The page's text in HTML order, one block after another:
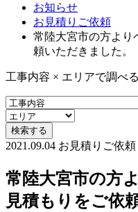
お知らせ
お見積りご依頼
常陸大宮市の方より
頼いただきました。
工事内容 × エリアで調べる
2021.09.04 お見積りご依
常陸大宮市の方
見積もりをご依